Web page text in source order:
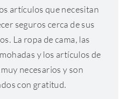
artículos que necesitan
seguros cerca de sus
La ropa de cama, las
y los artículos de
necesarios y son
con gratitud.